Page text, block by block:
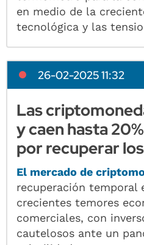
en medio de la
tecnológica y las
26-02-2025 11:32
Las
y caen hasta
por recuperar
El mercado de
recuperación temporal
crecientes temores
comerciales, con
cautelosos ante un